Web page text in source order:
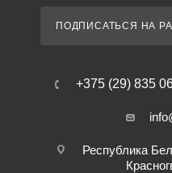
ПОДПИСАТЬСЯ НА
+375 (29) 835
Республика